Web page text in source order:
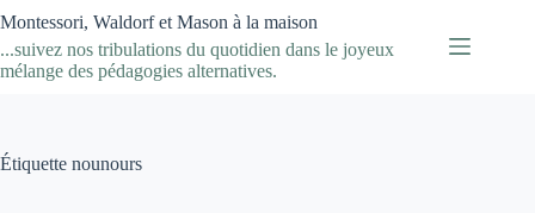
au
contenu
Montessori, Waldorf et Mason à la maison
...suivez nos tribulations du quotidien dans le joyeux
mélange des pédagogies alternatives.
Étiquette nounours